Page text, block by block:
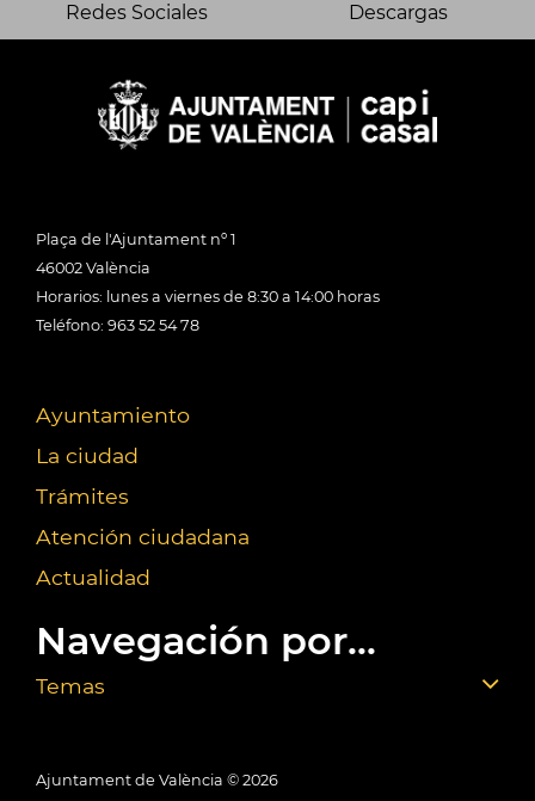
Redes Sociales Descargas
Plaça de l'Ajuntament nº 1
46002 València
Horarios: lunes a viernes de 8:30 a 14:00 horas
Teléfono: 963 52 54 78
Ayuntamiento
La ciudad
Trámites
Atención ciudadana
Actualidad
Navegación por...
Temas
Ajuntament de València © 2026